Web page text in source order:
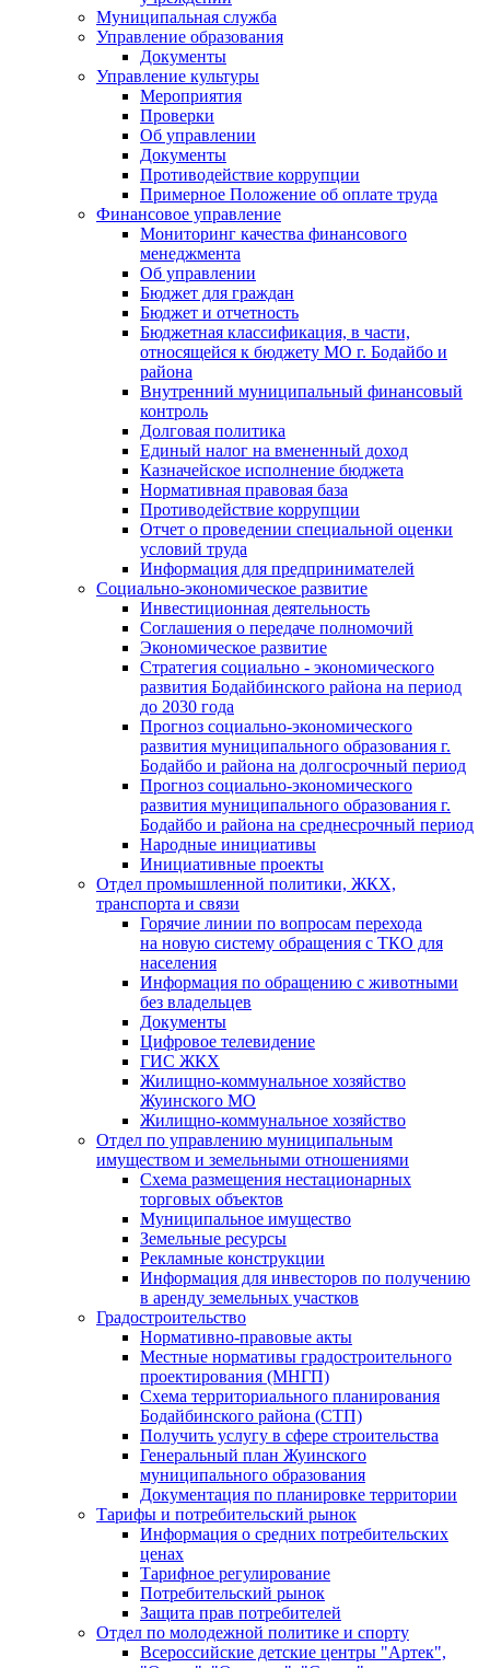
Муниципальная служба
Управление образования
Документы
Управление культуры
Мероприятия
Проверки
Об управлении
Документы
Противодействие коррупции
Примерное Положение об оплате труда
Финансовое управление
Мониторинг качества финансового
менеджмента
Об управлении
Бюджет для граждан
Бюджет и отчетность
Бюджетная классификация, в части,
относящейся к бюджету МО г. Бодайбо и
района
Внутренний муниципальный финансовый
контроль
Долговая политика
Единый налог на вмененный доход
Казначейское исполнение бюджета
Нормативная правовая база
Противодействие коррупции
Отчет о проведении специальной оценки
условий труда
Информация для предпринимателей
Социально-экономическое развитие
Инвестиционная деятельность
Соглашения о передаче полномочий
Экономическое развитие
Стратегия социально - экономического
развития Бодайбинского района на период
до 2030 года
Прогноз социально-экономического
развития муниципального образования г.
Бодайбо и района на долгосрочный период
Прогноз социально-экономического
развития муниципального образования г.
Бодайбо и района на среднесрочный период
Народные инициативы
Инициативные проекты
Отдел промышленной политики, ЖКХ,
транспорта и связи
Горячие линии по вопросам перехода
на новую систему обращения с ТКО для
населения
Информация по обращению с животными
без владельцев
Документы
Цифровое телевидение
ГИС ЖКХ
Жилищно-коммунальное хозяйство
Жуинского МО
Жилищно-коммунальное хозяйство
Отдел по управлению муниципальным
имуществом и земельными отношениями
Схема размещения нестационарных
торговых объектов
Муниципальное имущество
Земельные ресурсы
Рекламные конструкции
Информация для инвесторов по получению
в аренду земельных участков
Градостроительство
Нормативно-правовые акты
Местные нормативы градостроительного
проектирования (МНГП)
Схема территориального планирования
Бодайбинского района (СТП)
Получить услугу в сфере строительства
Генеральный план Жуинского
муниципального образования
Документация по планировке территории
Тарифы и потребительский рынок
Информация о средних потребительских
ценах
Тарифное регулирование
Потребительский рынок
Защита прав потребителей
Отдел по молодежной политике и спорту
Всероссийские детские центры "Артек",